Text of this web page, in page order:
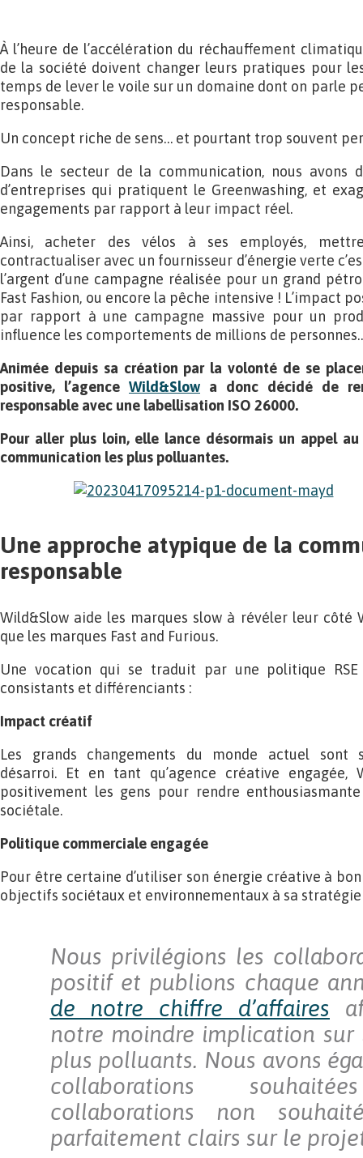
À l’heure de l’accélération du réchauffement
de la société doivent changer leurs pratiques pour
temps de lever le voile sur un domaine dont on parle
responsable.
Un concept riche de sens… et pourtant trop souvent
Dans le secteur de la communication, nous avons
d’entreprises qui pratiquent le Greenwashing, et
engagements par rapport à leur impact réel.
Ainsi, acheter des vélos à ses employés, mettre
contractualiser avec un fournisseur d’énergie verte
l’argent d’une campagne réalisée pour un grand
Fast Fashion, ou encore la pêche intensive ! L’impact
par rapport à une campagne massive pour un
influence les comportements de millions de
Animée depuis sa création par la volonté de se
positive, l’agence Wild&Slow a donc décidé de
responsable avec une labellisation ISO 26000.
Pour aller plus loin, elle lance désormais un appel
communication les plus polluantes.
Une approche atypique de la
responsable
Wild&Slow aide les marques slow à révéler leur côté
que les marques Fast and Furious.
Une vocation qui se traduit par une politique
consistants et différenciants :
Impact créatif
Les grands changements du monde actuel sont
désarroi. Et en tant qu’agence créative engagée,
positivement les gens pour rendre
sociétale.
Politique commerciale engagée
Pour être certaine d’utiliser son énergie créative à
objectifs sociétaux et environnementaux à sa
Nous privilégions les
positif et publions chaque
de notre chiffre d’affaires
notre moindre implication sur
plus polluants. Nous avons
collaborations
collaborations non
parfaitement clairs sur le